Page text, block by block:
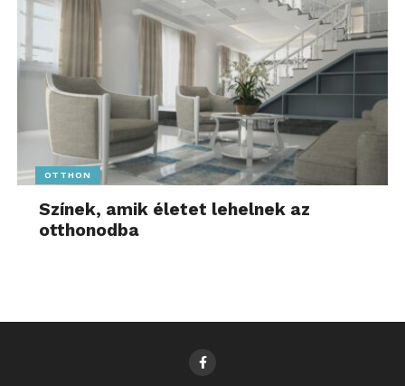
OTTHON
Színek, amik életet lehelnek az
otthonodba